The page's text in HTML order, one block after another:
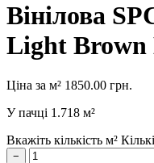
Вінілова
Light Brown
Ціна за м² 1850.00 грн.
У пачці 1.718 м²
Вкажіть кількість м²
−